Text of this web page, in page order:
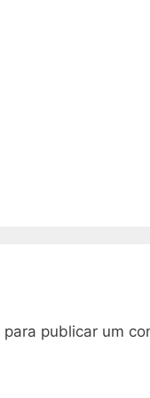
para publicar um